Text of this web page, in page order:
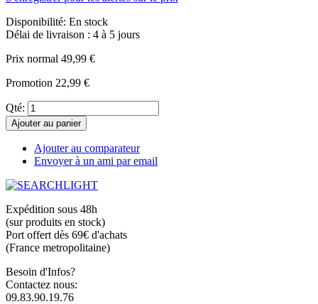
Disponibilité: En stock
Délai de livraison : 4 à 5 jours
Prix normal 49,99 €
Promotion 22,99 €
Qté:
Ajouter au panier
Ajouter au comparateur
Envoyer à un ami par email
Expédition sous 48h
(sur produits en stock)
Port offert dès 69€ d'achats
(France metropolitaine)
Besoin d'Infos?
Contactez nous:
09.83.90.19.76